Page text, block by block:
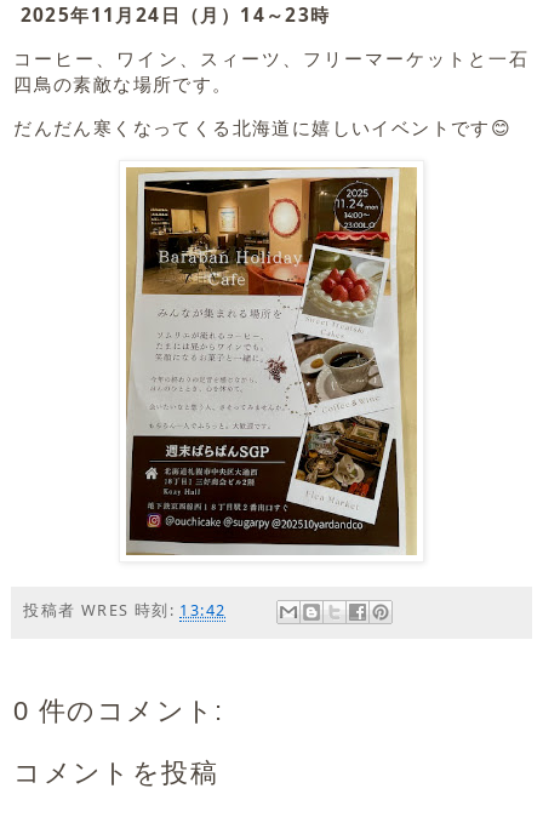
2025年11月24日（月）14～23時
コーヒー、ワイン、スィーツ、フリーマーケットと一石
四鳥の素敵な場所です。
だんだん寒くなってくる北海道に嬉しいイベントです😊
投稿者 WRES 時刻: 13:42
0 件のコメント:
コメントを投稿